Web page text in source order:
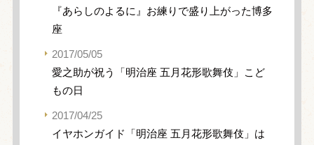
『あらしのよるに』お練りで盛り上がった博多
座
2017/05/05
愛之助が祝う「明治座 五月花形歌舞伎」こど
もの日
2017/04/25
イヤホンガイド「明治座 五月花形歌舞伎」は